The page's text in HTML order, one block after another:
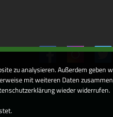
zu analysieren. Außerdem geben
mit weiteren Daten
wieder widerrufen.